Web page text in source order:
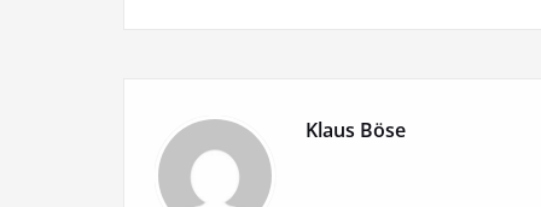
Klaus Böse